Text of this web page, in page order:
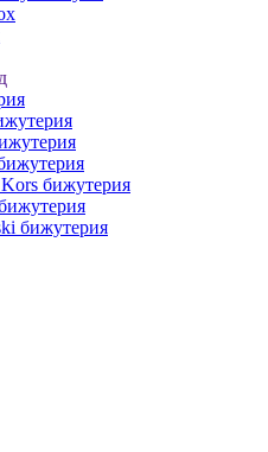
бижутерия
бижутерия